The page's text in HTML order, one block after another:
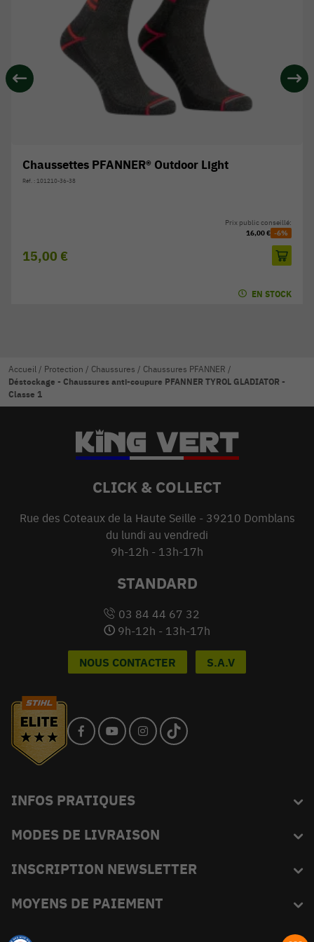
Chaussettes PFANNER® Outdoor Light
Réf. : 101210-36-38
15,00 €
Prix public conseillé:
16,00 € -6%
EN STOCK
Accueil / Protection / Chaussures / Chaussures PFANNER /
Déstockage - Chaussures anti-coupure PFANNER TYROL GLADIATOR -
Classe 1
CLICK & COLLECT
Rue des Coteaux de la Haute Seille - 39210 Domblans
du lundi au vendredi
9h-12h - 13h-17h
STANDARD
03 84 44 67 32
9h-12h - 13h-17h
NOUS CONTACTER S.A.V
INFOS PRATIQUES
L'équipe du King
Livraison
Moyens de paiement
MODES DE LIVRAISON
INSCRIPTION NEWSLETTER
Abonnez-vous et recevez en exclusivité les bons plans de
MOYENS DE PAIEMENT